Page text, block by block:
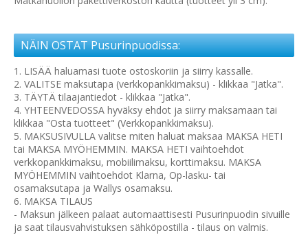
NÄIN OSTAT Pusurinpuodissa:
1. LISÄÄ haluamasi tuote ostoskoriin ja siirry kassalle.
2. VALITSE maksutapa (verkkopankkimaksu) - klikkaa "Jatka".
3. TÄYTÄ tilaajantiedot - klikkaa "Jatka".
4. YHTEENVEDOSSA hyväksy ehdot ja siirry maksamaan tai
klikkaa "Osta tuotteet" (Verkkopankkimaksu).
5. MAKSUSIVULLA valitse miten haluat maksaa MAKSA HETI
tai MAKSA MYÖHEMMIN. MAKSA HETI vaihtoehdot
verkkopankkimaksu, mobiilimaksu, korttimaksu. MAKSA
MYÖHEMMIN vaihtoehdot Klarna, Op-lasku- tai
osamaksutapa ja Wallys osamaksu.
6. MAKSA TILAUS
- Maksun jälkeen palaat automaattisesti Pusurinpuodin sivuille
ja saat tilausvahvistuksen sähköpostilla - tilaus on valmis.